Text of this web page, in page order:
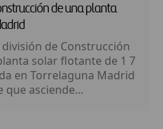
de una planta
de Construcción
solar flotante de 1 7
en Torrelaguna Madrid
que asciende...